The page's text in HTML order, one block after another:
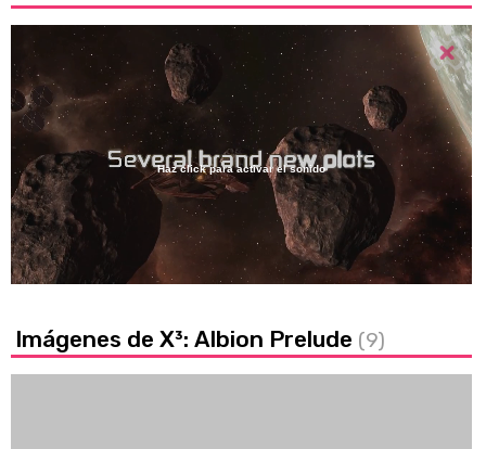
31.12%
Haz click para activar el sonido
Imágenes de X³: Albion Prelude (9)